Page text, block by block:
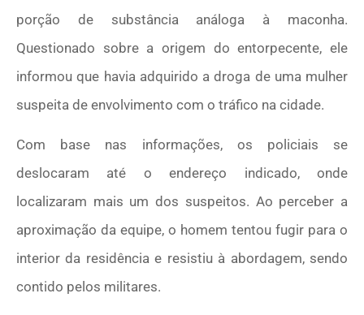
porção de substância análoga à maconha.
Questionado sobre a origem do entorpecente, ele
informou que havia adquirido a droga de uma mulher
suspeita de envolvimento com o tráfico na cidade.
Com base nas informações, os policiais se
deslocaram até o endereço indicado, onde
localizaram mais um dos suspeitos. Ao perceber a
aproximação da equipe, o homem tentou fugir para o
interior da residência e resistiu à abordagem, sendo
contido pelos militares.